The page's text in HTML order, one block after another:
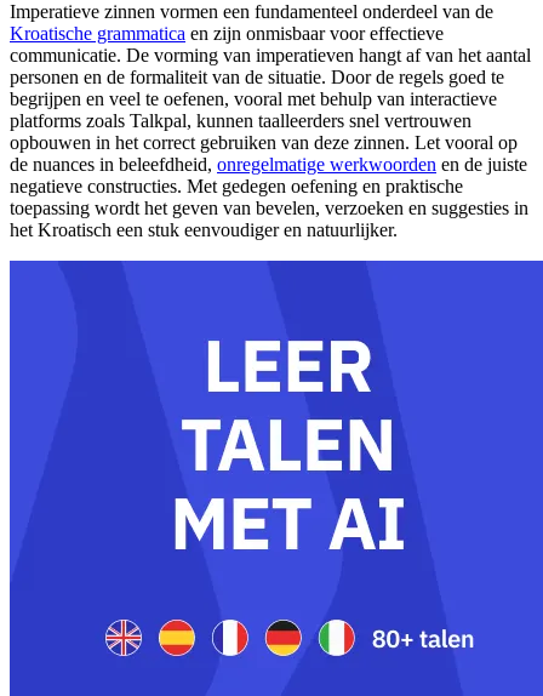
Imperatieve zinnen vormen een fundamenteel onderdeel van de
Kroatische grammatica en zijn onmisbaar voor effectieve
communicatie. De vorming van imperatieven hangt af van het aantal
personen en de formaliteit van de situatie. Door de regels goed te
begrijpen en veel te oefenen, vooral met behulp van interactieve
platforms zoals Talkpal, kunnen taalleerders snel vertrouwen
opbouwen in het correct gebruiken van deze zinnen. Let vooral op
de nuances in beleefdheid, onregelmatige werkwoorden en de juiste
negatieve constructies. Met gedegen oefening en praktische
toepassing wordt het geven van bevelen, verzoeken en suggesties in
het Kroatisch een stuk eenvoudiger en natuurlijker.